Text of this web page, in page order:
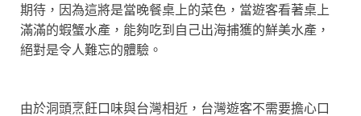
期待，因為這將是當晚餐桌上的菜色，當遊客看著桌上
滿滿的蝦蟹水產，能夠吃到自己出海捕獲的鮮美水產，
絕對是令人難忘的體驗。
由於洞頭烹飪口味與台灣相近，台灣遊客不需要擔心口